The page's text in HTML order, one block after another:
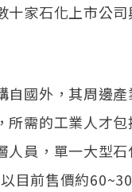
十家石化上市公
自國外，其周邊
所需的工業人才
人員，單一大型
目前售價約